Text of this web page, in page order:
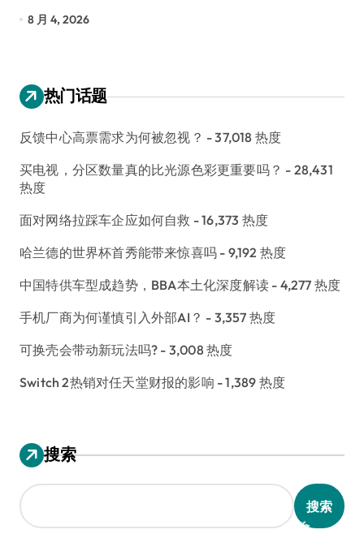
7 月 30, 2026
热门话题
反馈中心高票需求为何被忽视？ - 37,018 热度
买电视，分区数量真的比光源色彩更重要吗？ - 28,431
热度
面对网络拉踩车企应如何自救 - 16,373 热度
哈兰德的世界杯首秀能带来惊喜吗 - 9,192 热度
中国特供车型成趋势，BBA本土化深度解读 - 4,277 热度
手机厂商为何谨慎引入外部AI？ - 3,357 热度
可换壳会带动新玩法吗? - 3,008 热度
Switch 2热销对任天堂财报的影响 - 1,389 热度
搜索
搜索